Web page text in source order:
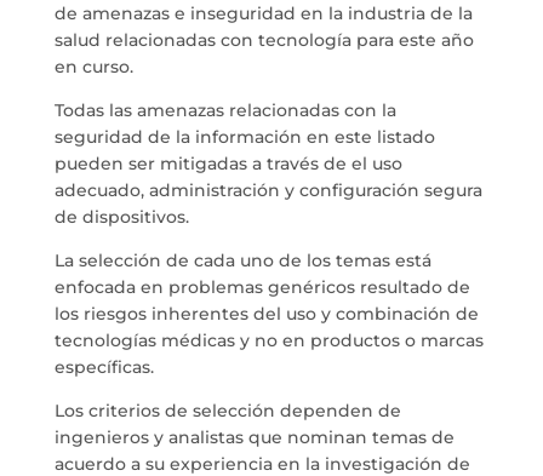
de amenazas e inseguridad en la industria de la
salud relacionadas con tecnología para este año
en curso.
Todas las amenazas relacionadas con la
seguridad de la información en este listado
pueden ser mitigadas a través de el uso
adecuado, administración y configuración segura
de dispositivos.
La selección de cada uno de los temas está
enfocada en problemas genéricos resultado de
los riesgos inherentes del uso y combinación de
tecnologías médicas y no en productos o marcas
específicas.
Los criterios de selección dependen de
ingenieros y analistas que nominan temas de
acuerdo a su experiencia en la investigación de